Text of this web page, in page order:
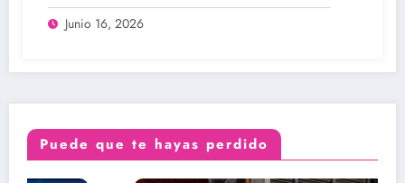
Junio 16, 2026
Puede que te hayas perdido